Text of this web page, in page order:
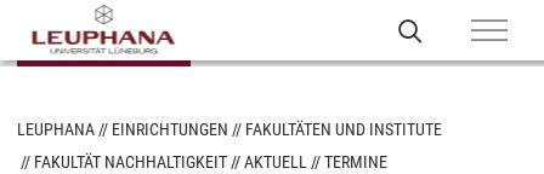
LEUPHANA EINRICHTUNGEN
FAKULTÄTEN UND INSTITUTE
FAKULTÄT NACHHALTIGKEIT
AKTUELL
TERMINE